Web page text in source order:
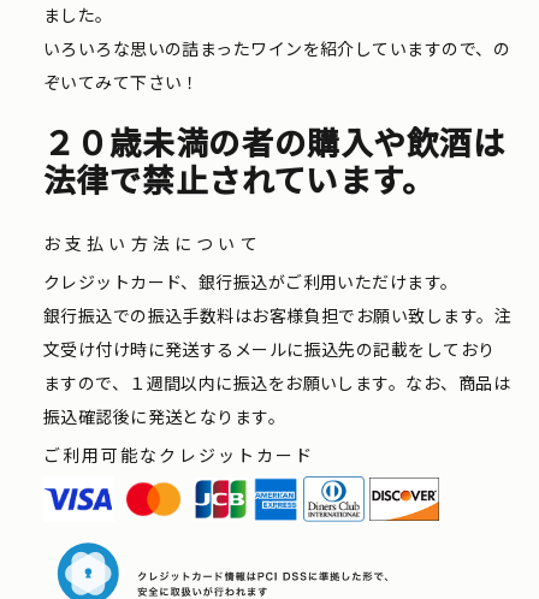
ました。
いろいろな思いの詰まったワインを紹介していますので、の
ぞいてみて下さい！
２０歳未満の者の購入や飲酒は
法律で禁止されています。
お支払い方法について
クレジットカード、銀行振込がご利用いただけます。
銀行振込での振込手数料はお客様負担でお願い致します。注
文受け付け時に発送するメールに振込先の記載をしており
ますので、１週間以内に振込をお願いします。なお、商品は
振込確認後に発送となります。
ご利用可能なクレジットカード